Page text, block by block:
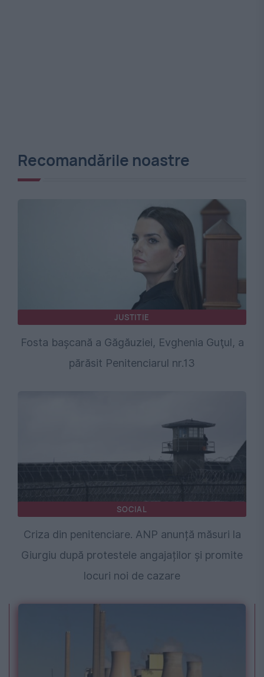
Recomandările noastre
JUSTITIE
Fosta başcană a Găgăuziei, Evghenia Guţul, a
părăsit Penitenciarul nr.13
SOCIAL
Criza din penitenciare. ANP anunță măsuri la
Giurgiu după protestele angajaților și promite
locuri noi de cazare